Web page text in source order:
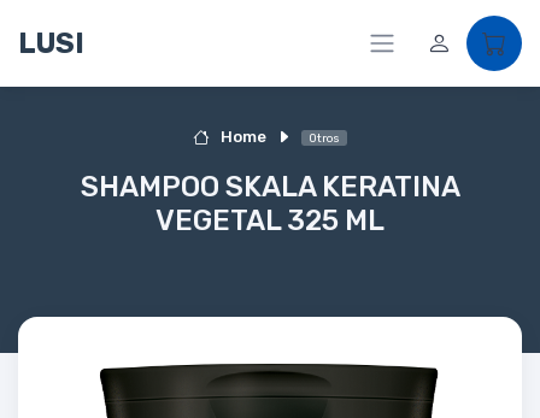
LUSI
Home Otros
SHAMPOO SKALA KERATINA
VEGETAL 325 ML